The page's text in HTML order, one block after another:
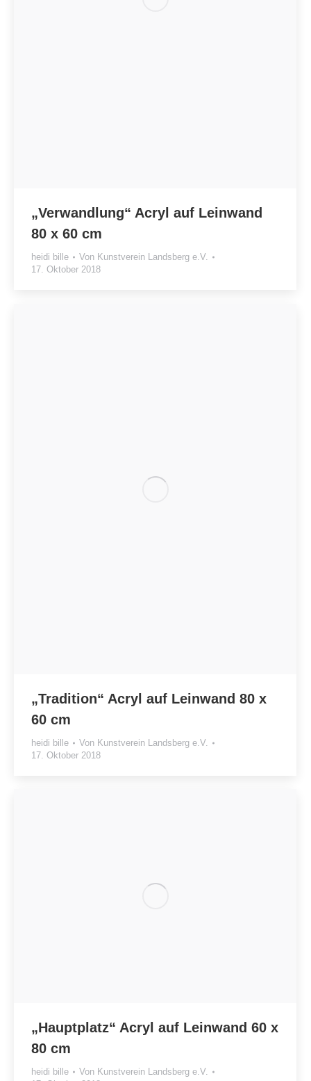
„Verwandlung“ Acryl auf Leinwand
80 x 60 cm
heidi bille Von Kunstverein Landsberg e.V.
17. Oktober 2018
„Tradition“ Acryl auf Leinwand 80 x
60 cm
heidi bille Von Kunstverein Landsberg e.V.
17. Oktober 2018
„Hauptplatz“ Acryl auf Leinwand 60 x
80 cm
heidi bille Von Kunstverein Landsberg e.V.